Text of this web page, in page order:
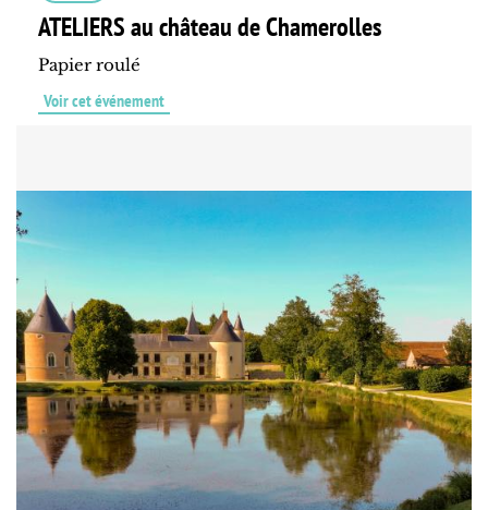
ATELIERS au château de Chamerolles
Papier roulé
Voir cet événement